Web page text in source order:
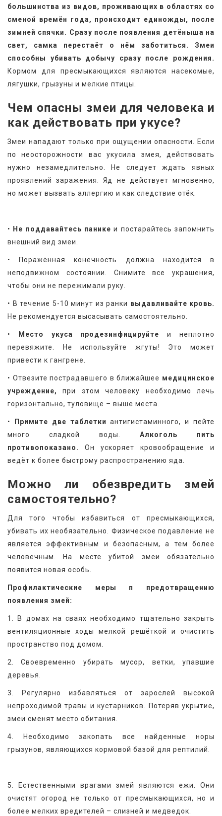
большинства из видов, проживающих в областях со
сменой времён года, происходит единожды, после
зимней спячки. Сразу после появления детёныша на
свет, самка перестаёт о нём заботиться. Змеи
способны убивать добычу сразу после рождения.
Кормом для пресмыкающихся являются насекомые,
лягушки, грызуны и мелкие птицы.
Чем опасны змеи для человека и
как действовать при укусе?
Змеи нападают только при ощущении опасности. Если
по неосторожности вас укусила змея, действовать
нужно незамедлительно. Не следует ждать явных
проявлений заражения. Яд не действует мгновенно,
но может вызвать аллергию и как следствие отёк.
• Не поддавайтесь панике и постарайтесь запомнить
внешний вид змеи.
• Поражённая конечность должна находится в
неподвижном состоянии. Снимите все украшения,
чтобы они не пережимали руку.
• В течение 5-10 минут из ранки выдавливайте кровь.
Не рекомендуется высасывать самостоятельно.
• Место укуса продезинфицируйте и неплотно
перевяжите. Не используйте жгуты! Это может
привести к гангрене.
• Отвезите пострадавшего в ближайшее медицинское
учреждение,
при этом человеку необходимо лечь
горизонтально, туловище – выше места.
• Примите две таблетки антигистаминного, и пейте
много сладкой воды. Алкоголь пить
противопоказано.
Он ускоряет кровообращение и
ведёт к более быстрому распространению яда.
Можно ли обезвредить змей
самостоятельно?
Для того чтобы избавиться от пресмыкающихся,
убивать их необязательно. Физическое подавление не
является эффективным и безопасным, а тем более
человечным. На месте убитой змеи обязательно
появится новая особь.
Профилактические меры п предотвращению
появления змей:
1. В домах на сваях необходимо тщательно закрыть
вентиляционные ходы мелкой решёткой и очистить
пространство под домом.
2. Своевременно убирать мусор, ветки, упавшие
деревья.
3. Регулярно избавляться от зарослей высокой
непроходимой травы и кустарников. Потеряв укрытие,
змеи сменят место обитания.
4. Необходимо закопать все найденные норы
грызунов, являющихся кормовой базой для рептилий.
5. Естественными врагами змей являются ежи. Они
очистят огород не только от пресмыкающихся, но и
более мелких вредителей – слизней и медведок.